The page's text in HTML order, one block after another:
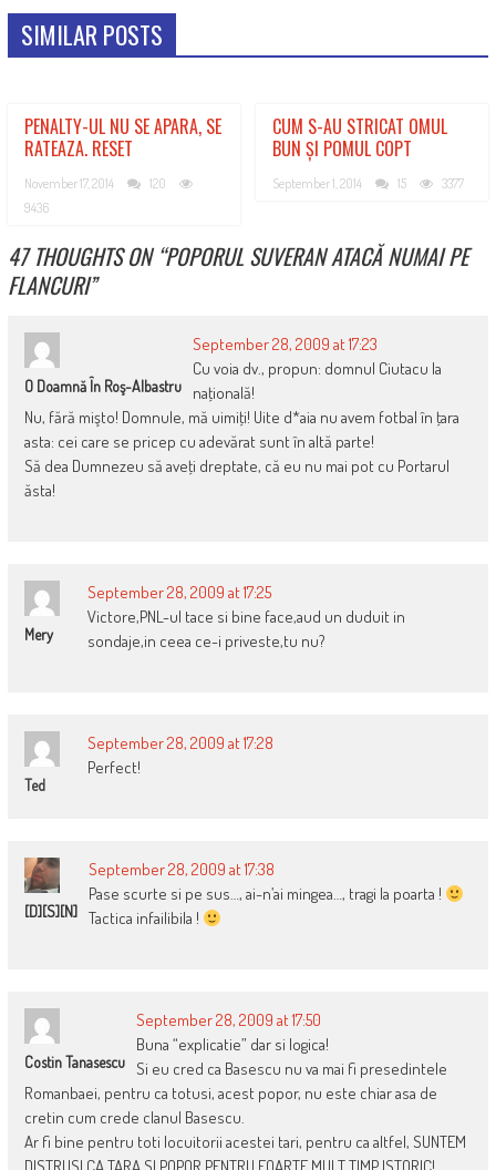
SIMILAR POSTS
PENALTY-UL NU SE APARA, SE
RATEAZA. RESET
November 17, 2014
120
9436
CUM S-AU STRICAT OMUL
BUN ȘI POMUL COPT
September 1, 2014 15 3377
47 THOUGHTS ON “POPORUL SUVERAN ATACĂ NUMAI PE
FLANCURI”
O Doamnă În Roş-Albastru
September 28, 2009 at 17:23
Cu voia dv., propun: domnul Ciutacu la
naţională!
Nu, fără mişto! Domnule, mă uimiţi! Uite d*aia nu avem fotbal în ţara
asta: cei care se pricep cu adevărat sunt în altă parte!
Să dea Dumnezeu să aveţi dreptate, că eu nu mai pot cu Portarul
ăsta!
Mery
September 28, 2009 at 17:25
Victore,PNL-ul tace si bine face,aud un duduit in
sondaje,in ceea ce-i priveste,tu nu?
Ted
September 28, 2009 at 17:28
Perfect!
[D][S][N]
September 28, 2009 at 17:38
Pase scurte si pe sus…, ai-n’ai mingea…, tragi la poarta !
Tactica infailibila !
Costin Tanasescu
September 28, 2009 at 17:50
Buna “explicatie” dar si logica!
Si eu cred ca Basescu nu va mai fi presedintele
Romanbaei, pentru ca totusi, acest popor, nu este chiar asa de
cretin cum crede clanul Basescu.
Ar fi bine pentru toti locuitorii acestei tari, pentru ca altfel, SUNTEM